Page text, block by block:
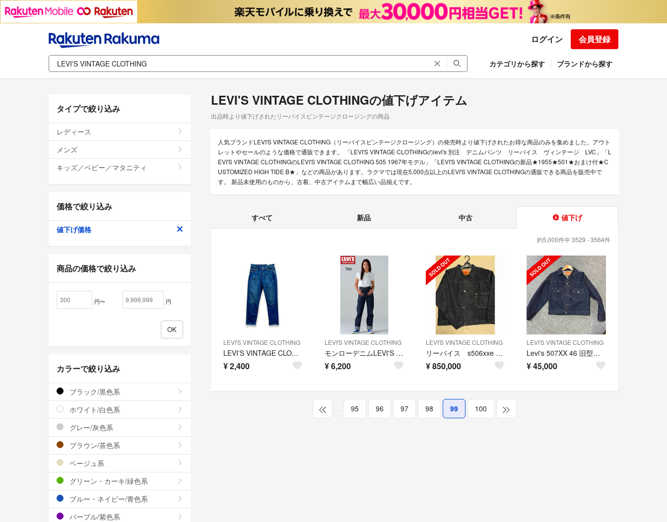
ログイン 会員登録
カテゴリから探す ブランドから探す
LEVI'S VINTAGE CLOTHINGの値下げアイテム
出品時より値下げされたリーバイスビンテージクロージングの商品
人気ブランドLEVI'S VINTAGE CLOTHING（リーバイスビンテージクロージング）の発売時より値下げされたお得な商品のみを集めました。アウト
レットやセールのような価格で通販できます。 「LEVI'S VINTAGE CLOTHINGのlevi's 別注 デニムパンツ リーバイス ヴィンテージ LVC」「L
EVI'S VINTAGE CLOTHINGのLEVI'S VINTAGE CLOTHING 505 1967年モデル」「LEVI'S VINTAGE CLOTHINGの新品★1955★501★おまけ付★C
USTOMIZED HIGH TIDE B★」などの商品があります。ラクマでは現在5,000点以上のLEVI'S VINTAGE CLOTHINGの通販できる商品を販売中で
す。 新品未使用のものから、古着、中古アイテムまで幅広い品揃えです。
すべて 新品 中古 値下げ
約5,000件中 3529 - 3564件
LEVI'S VINTAGE CLOTHING
LEVI'S VINTAGE CLOTHING 505 1967年モデル
¥2,400
LEVI'S VINTAGE CLOTHING
モンローデニムLEVI'S VINTAGE CLOTHING 1950s 701
¥6,200
LEVI'S VINTAGE CLOTHING
リーバイス s506xxe 大戦モデル tバック 世界506着限定
¥850,000
LEVI'S VINTAGE CLOTHING
Levi's 507XX 46 旧型番 2nd s506xx 大戦
¥45,000
… 95 96 97 98 99 100
タイプで絞り込み
レディース
メンズ
キッズ／ベビー／マタニティ
価格で絞り込み
値下げ価格
商品の価格で絞り込み
円〜 円
カラーで絞り込み
ブラック/黒色系
ホワイト/白色系
グレー/灰色系
ブラウン/茶色系
ベージュ系
グリーン・カーキ/緑色系
ブルー・ネイビー/青色系
パープル/紫色系